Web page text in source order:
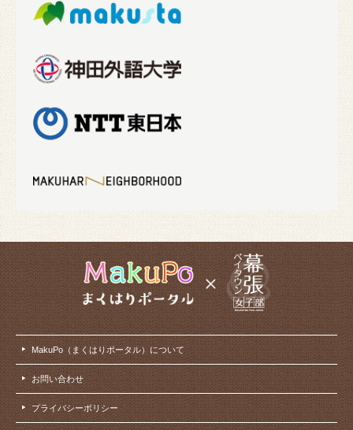
MakuPo（まくはりポータル）について
お問い合わせ
プライバシーポリシー